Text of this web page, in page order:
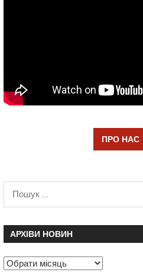
ПРО НАС
АРХІВИ НОВИН